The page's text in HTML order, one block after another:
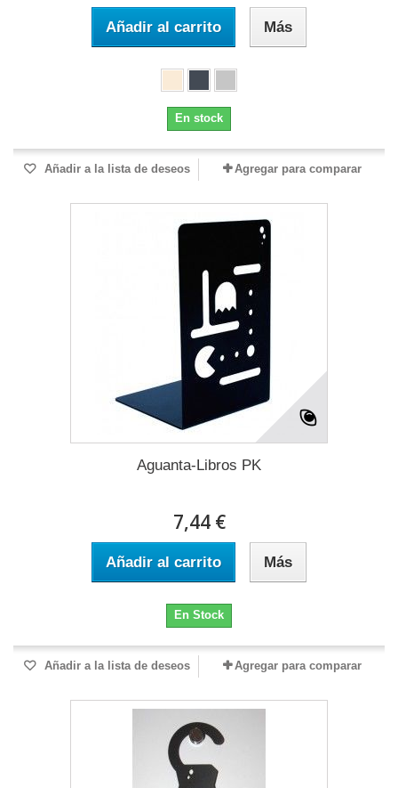
Añadir al carrito Más
En stock
Añadir a la lista de deseos Agregar para comparar
Aguanta-Libros PK
7,44 €
Añadir al carrito Más
En Stock
Añadir a la lista de deseos Agregar para comparar